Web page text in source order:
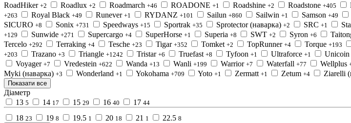
RoadHiker +2 Roadlux +2 Roadmarch +46 ROADONE +1 Roadshine +2 Roadstone +405
+263 Royal Black +49 Runever +1 RYDANZ +101 Sailun +860 Sailwin +1 Samson +49
SICURO +8 Sonix +731 Speedways +15 Sportrak +35 Sprotector (наварка) +2 SRC +1
+129 Sunwide +271 Supercargo +4 SuperHorse +1 Superia +8 SWT +2 Syron +6
Tercelo +292 Terraking +4 Tesche +23 Tigar +352 Tomket +2 TopRunner +4 Torque +193
+203 Trazano +3 Triangle +1242 Tristar +6 Truefast +8 Tyfoon +1 Ultraforce +1 Unicoin
Voyager +7 Vredestein +622 Wanda +13 Wanli +199 Warrior +7 Waterfall +77 Wellplus
Myki (наварка) +3 Wonderland +1 Yokohama +709 Yoto +1 Zermatt +1 Zetum +4 Ziarelli
Показати все
Діаметр
13 5 14 17 15 29 16 40 17 44
18 23 19 8 19.5 1 20 18 21 1 22.5 8